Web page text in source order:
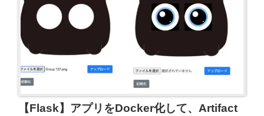
【Flask】アプリをDocker化して、Artifact